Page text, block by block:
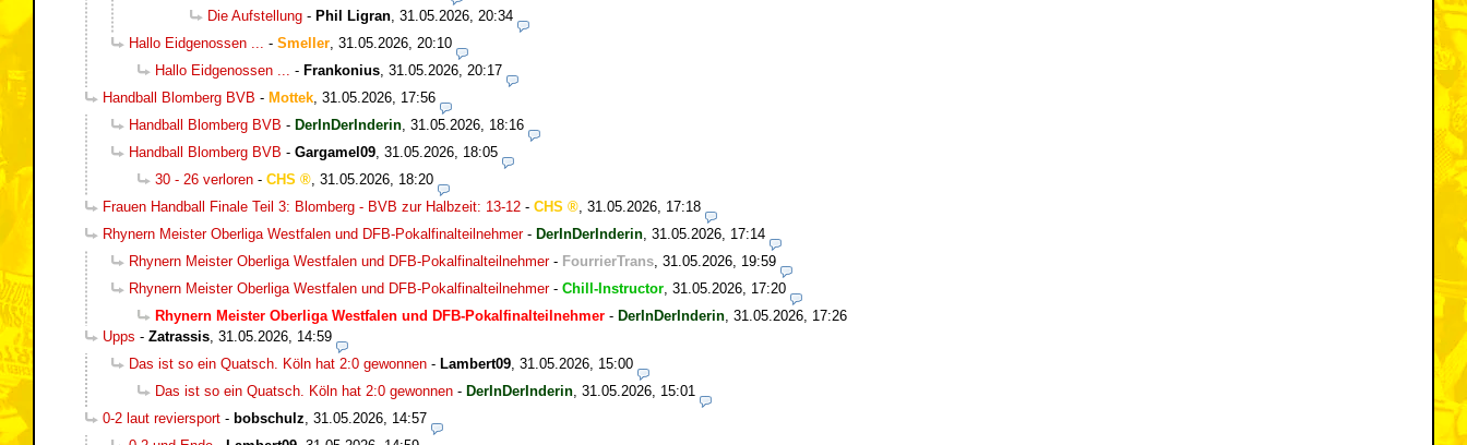
Die Aufstellung - Phil Ligran 31.05.2026, 20:34
Hallo Eidgenossen ...
- Smeller 31.05.2026, 20:10
Hallo Eidgenossen ...
- Frankonius 31.05.2026, 20:17
Handball Blomberg BVB - Mottek 31.05.2026, 17:56
Handball Blomberg BVB - DerInDerInderin 31.05.2026, 18:16
Handball Blomberg BVB - Gargamel09 31.05.2026, 18:05
30 - 26 verloren - CHS
31.05.2026, 18:20
Frauen Handball Finale Teil 3: Blomberg - BVB zur Halbzeit: 13-12 - CHS
31.05.2026, 17:18
Rhynern Meister Oberliga Westfalen und DFB-Pokalfinalteilnehmer- DerInDerInderin 31.05.2026, 17:14
Rhynern Meister Oberliga Westfalen und DFB-Pokalfinalteilnehmer- FourrierTrans 31.05.2026, 19:59
Rhynern Meister Oberliga Westfalen und DFB-Pokalfinalteilnehmer- Chill-Instructor 31.05.2026, 17:20
Rhynern Meister Oberliga Westfalen und DFB-Pokalfinalteilnehmer - DerInDerInderin 31.05.2026, 17:26
Upps - Zatrassis 31.05.2026, 14:59
Das ist so ein Quatsch. Köln hat 2:0 gewonnen - Lambert09 31.05.2026, 15:00
Das ist so ein Quatsch. Köln hat 2:0 gewonnen - DerInDerInderin 31.05.2026, 15:01
0-2 laut reviersport - bobschulz 31.05.2026, 14:57